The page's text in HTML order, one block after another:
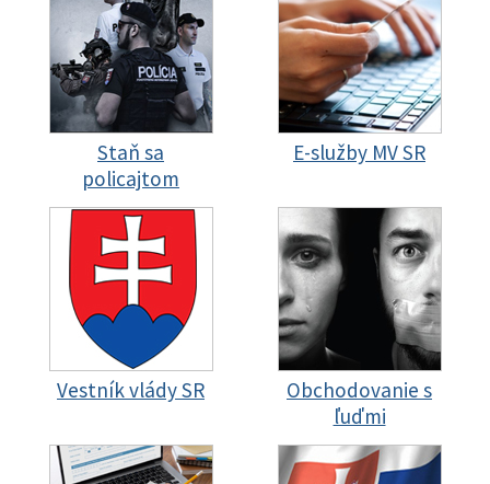
Staň sa
policajtom
E-služby MV SR
Vestník vlády SR
Obchodovanie s
ľuďmi